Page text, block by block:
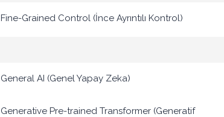
Fine-Grained Control (İnce Ayrıntılı Kontrol)
General AI (Genel Yapay Zeka)
Generative Pre-trained Transformer (Generatif